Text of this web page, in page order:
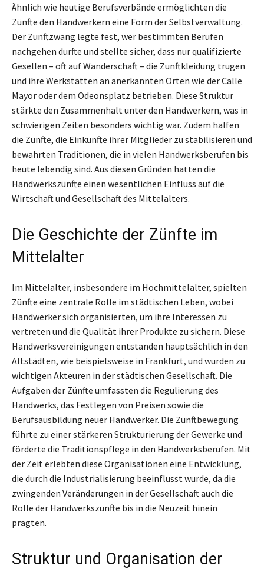
Ähnlich wie heutige Berufsverbände ermöglichten die
Zünfte den Handwerkern eine Form der Selbstverwaltung.
Der Zunftzwang legte fest, wer bestimmten Berufen
nachgehen durfte und stellte sicher, dass nur qualifizierte
Gesellen – oft auf Wanderschaft – die Zunftkleidung trugen
und ihre Werkstätten an anerkannten Orten wie der Calle
Mayor oder dem Odeonsplatz betrieben. Diese Struktur
stärkte den Zusammenhalt unter den Handwerkern, was in
schwierigen Zeiten besonders wichtig war. Zudem halfen
die Zünfte, die Einkünfte ihrer Mitglieder zu stabilisieren und
bewahrten Traditionen, die in vielen Handwerksberufen bis
heute lebendig sind. Aus diesen Gründen hatten die
Handwerkszünfte einen wesentlichen Einfluss auf die
Wirtschaft und Gesellschaft des Mittelalters.
Die Geschichte der Zünfte im
Mittelalter
Im Mittelalter, insbesondere im Hochmittelalter, spielten
Zünfte eine zentrale Rolle im städtischen Leben, wobei
Handwerker sich organisierten, um ihre Interessen zu
vertreten und die Qualität ihrer Produkte zu sichern. Diese
Handwerksvereinigungen entstanden hauptsächlich in den
Altstädten, wie beispielsweise in Frankfurt, und wurden zu
wichtigen Akteuren in der städtischen Gesellschaft. Die
Aufgaben der Zünfte umfassten die Regulierung des
Handwerks, das Festlegen von Preisen sowie die
Berufsausbildung neuer Handwerker. Die Zunftbewegung
führte zu einer stärkeren Strukturierung der Gewerke und
förderte die Traditionspflege in den Handwerksberufen. Mit
der Zeit erlebten diese Organisationen eine Entwicklung,
die durch die Industrialisierung beeinflusst wurde, da die
zwingenden Veränderungen in der Gesellschaft auch die
Rolle der Handwerkszünfte bis in die Neuzeit hinein
prägten.
Struktur und Organisation der